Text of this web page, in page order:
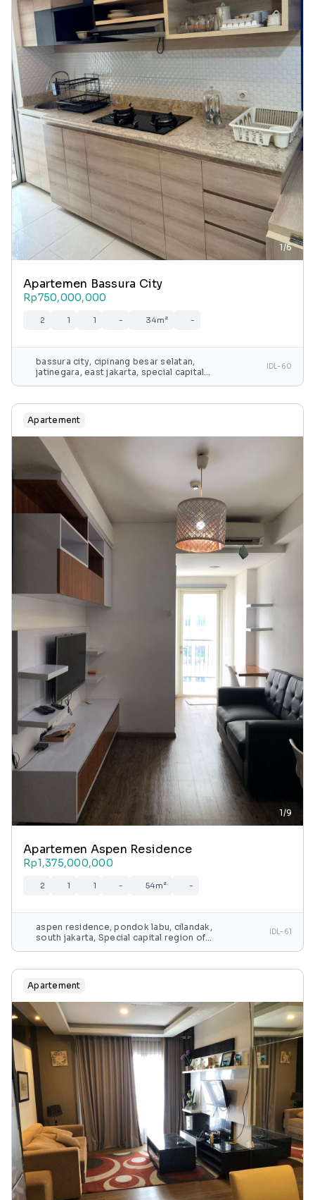
1/6
Apartemen Bassura City
Rp750,000,000
2 1 1 - 34m² -
bassura city, cipinang besar selatan,
jatinegara, east jakarta, special capital
IDL-60
Apartement
1/9
Apartemen Aspen Residence
Rp1,375,000,000
2 1 1 - 54m² -
aspen residence, pondok labu, cilandak,
south jakarta, Special capital region of
IDL-61
Apartement